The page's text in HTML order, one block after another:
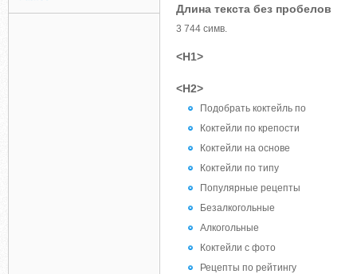
Длина текста без пробелов
3 744 симв.
<H1>
<H2>
Подобрать коктейль по
Коктейли по крепости
Коктейли на основе
Коктейли по типу
Популярные рецепты
Безалкогольные
Алкогольные
Коктейли с фото
Рецепты по рейтингу